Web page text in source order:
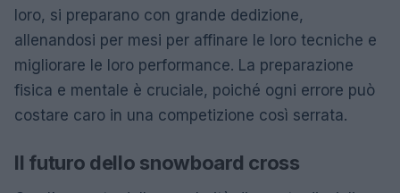
loro, si preparano con grande dedizione,
allenandosi per mesi per affinare le loro tecniche e
migliorare le loro performance. La preparazione
fisica e mentale è cruciale, poiché ogni errore può
costare caro in una competizione così serrata.
Il futuro dello snowboard cross